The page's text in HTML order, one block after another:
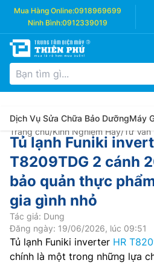
Mua Hàng Online:0918969699
Ninh Bình:0912339019
Dịch Vụ Sửa Chữa Bảo DưỡngMáy
Trang chủ/Kinh Nghiệm Hay/Tư Vấn
Tủ lạnh Funiki
T8209TDG 2 cánh
bảo quản thực
gia gình nhỏ
Tác giả: Dung
Đăng ngày: 19/06/2026, lúc 09:51
Tủ lạnh Funiki inverter HR
chính là một trong những lựa